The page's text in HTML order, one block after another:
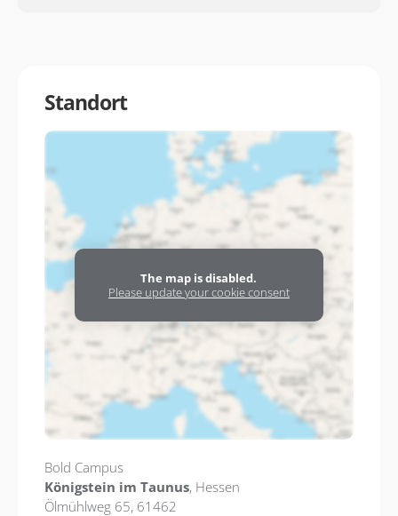
Standort
The map is disabled.
Please update your cookie consent
Bold Campus
Königstein im Taunus, Hessen
Ölmühlweg 65, 61462